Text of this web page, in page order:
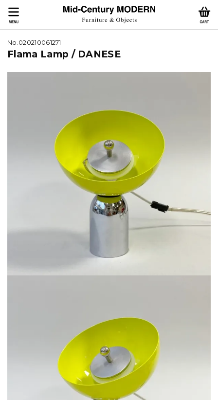
No.020210061271
Flama Lamp / DANESE